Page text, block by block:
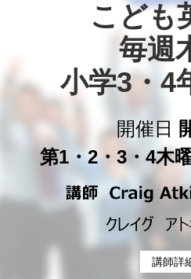
こども
毎週
小学3・4
開催日
第1・2・3・4木
講師詳